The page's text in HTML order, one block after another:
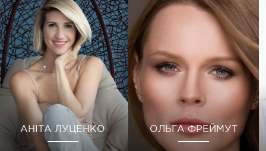
АНІТА ЛУЦЕНКО ОЛЬГА ФРЕЙМУТ